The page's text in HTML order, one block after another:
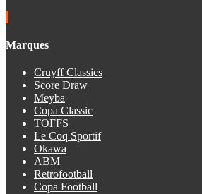
Marques
Cruyff Classics
Score Draw
Meyba
Copa Classic
TOFFS
Le Coq Sportif
Okawa
ABM
Retrofootball
Copa Football